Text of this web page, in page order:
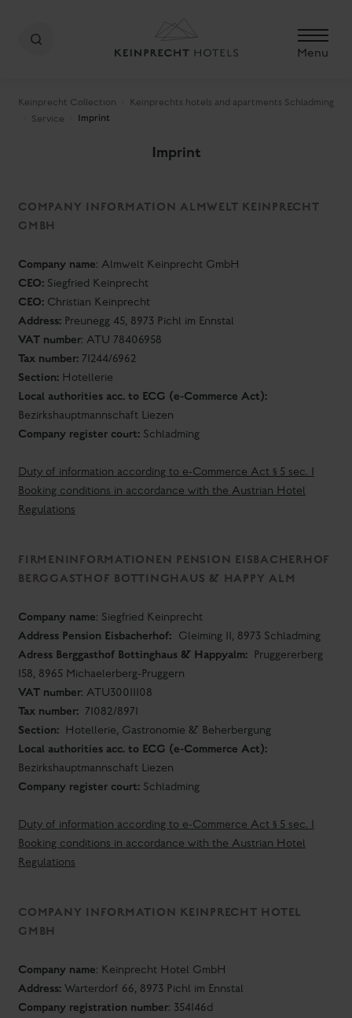
Menu
Keinprecht Collection
Keinprechts hotels and apartments Schladming
Service
Imprint
Imprint
COMPANY INFORMATION ALMWELT KEINPRECHT
GMBH
Company name: Almwelt Keinprecht GmbH
CEO: Siegfried Keinprecht
CEO: Christian Keinprecht
Address: Preunegg 45, 8973 Pichl im Ennstal
VAT number: ATU 78406958
Tax number: 71244/6962
Section: Hotellerie
Local authorities acc. to ECG (e-Commerce Act):
Bezirkshauptmannschaft Liezen
Company register court: Schladming
Duty of information according to e-Commerce Act § 5 sec. 1
Booking conditions in accordance with the Austrian Hotel
Regulations
FIRMENINFORMATIONEN PENSION EISBACHERHOF
BERGGASTHOF BOTTINGHAUS & HAPPY ALM
Company name: Siegfried Keinprecht
Address Pension Eisbacherhof: Gleiming 11, 8973 Schladming
Adress Berggasthof Bottinghaus & Happyalm: Pruggererberg
158, 8965 Michaelerberg-Pruggern
VAT number: ATU30011108
Tax number: 71082/8971
Section: Hotellerie, Gastronomie & Beherbergung
Local authorities acc. to ECG (e-Commerce Act):
Bezirkshauptmannschaft Liezen
Company register court: Schladming
Duty of information according to e-Commerce Act § 5 sec. 1
Booking conditions in accordance with the Austrian Hotel
Regulations
COMPANY INFORMATION KEINPRECHT HOTEL
GMBH
Company name: Keinprecht Hotel GmbH
Address: Warterdorf 66, 8973 Pichl im Ennstal
Company registration number: 354146d